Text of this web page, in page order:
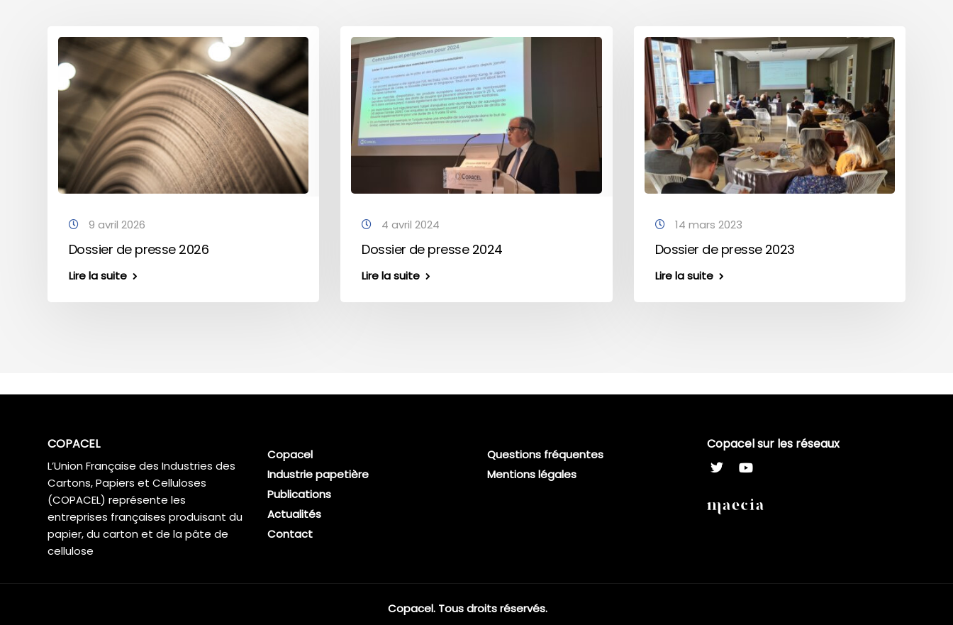
9 avril 2026
Dossier de presse 2026
Lire la suite
4 avril 2024
Dossier de presse 2024
Lire la suite
14 mars 2023
Dossier de presse 2023
Lire la suite
COPACEL
L’Union Française des Industries des
Cartons, Papiers et Celluloses
(COPACEL) représente les
entreprises françaises produisant du
papier, du carton et de la pâte de
cellulose
Copacel
Industrie papetière
Publications
Actualités
Contact
Questions fréquentes
Mentions légales
Copacel sur les réseaux
Copacel. Tous droits réservés.